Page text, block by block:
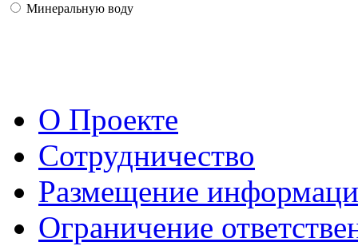
Минеральную воду
О Проекте
Сотрудничество
Размещение
Ограничение